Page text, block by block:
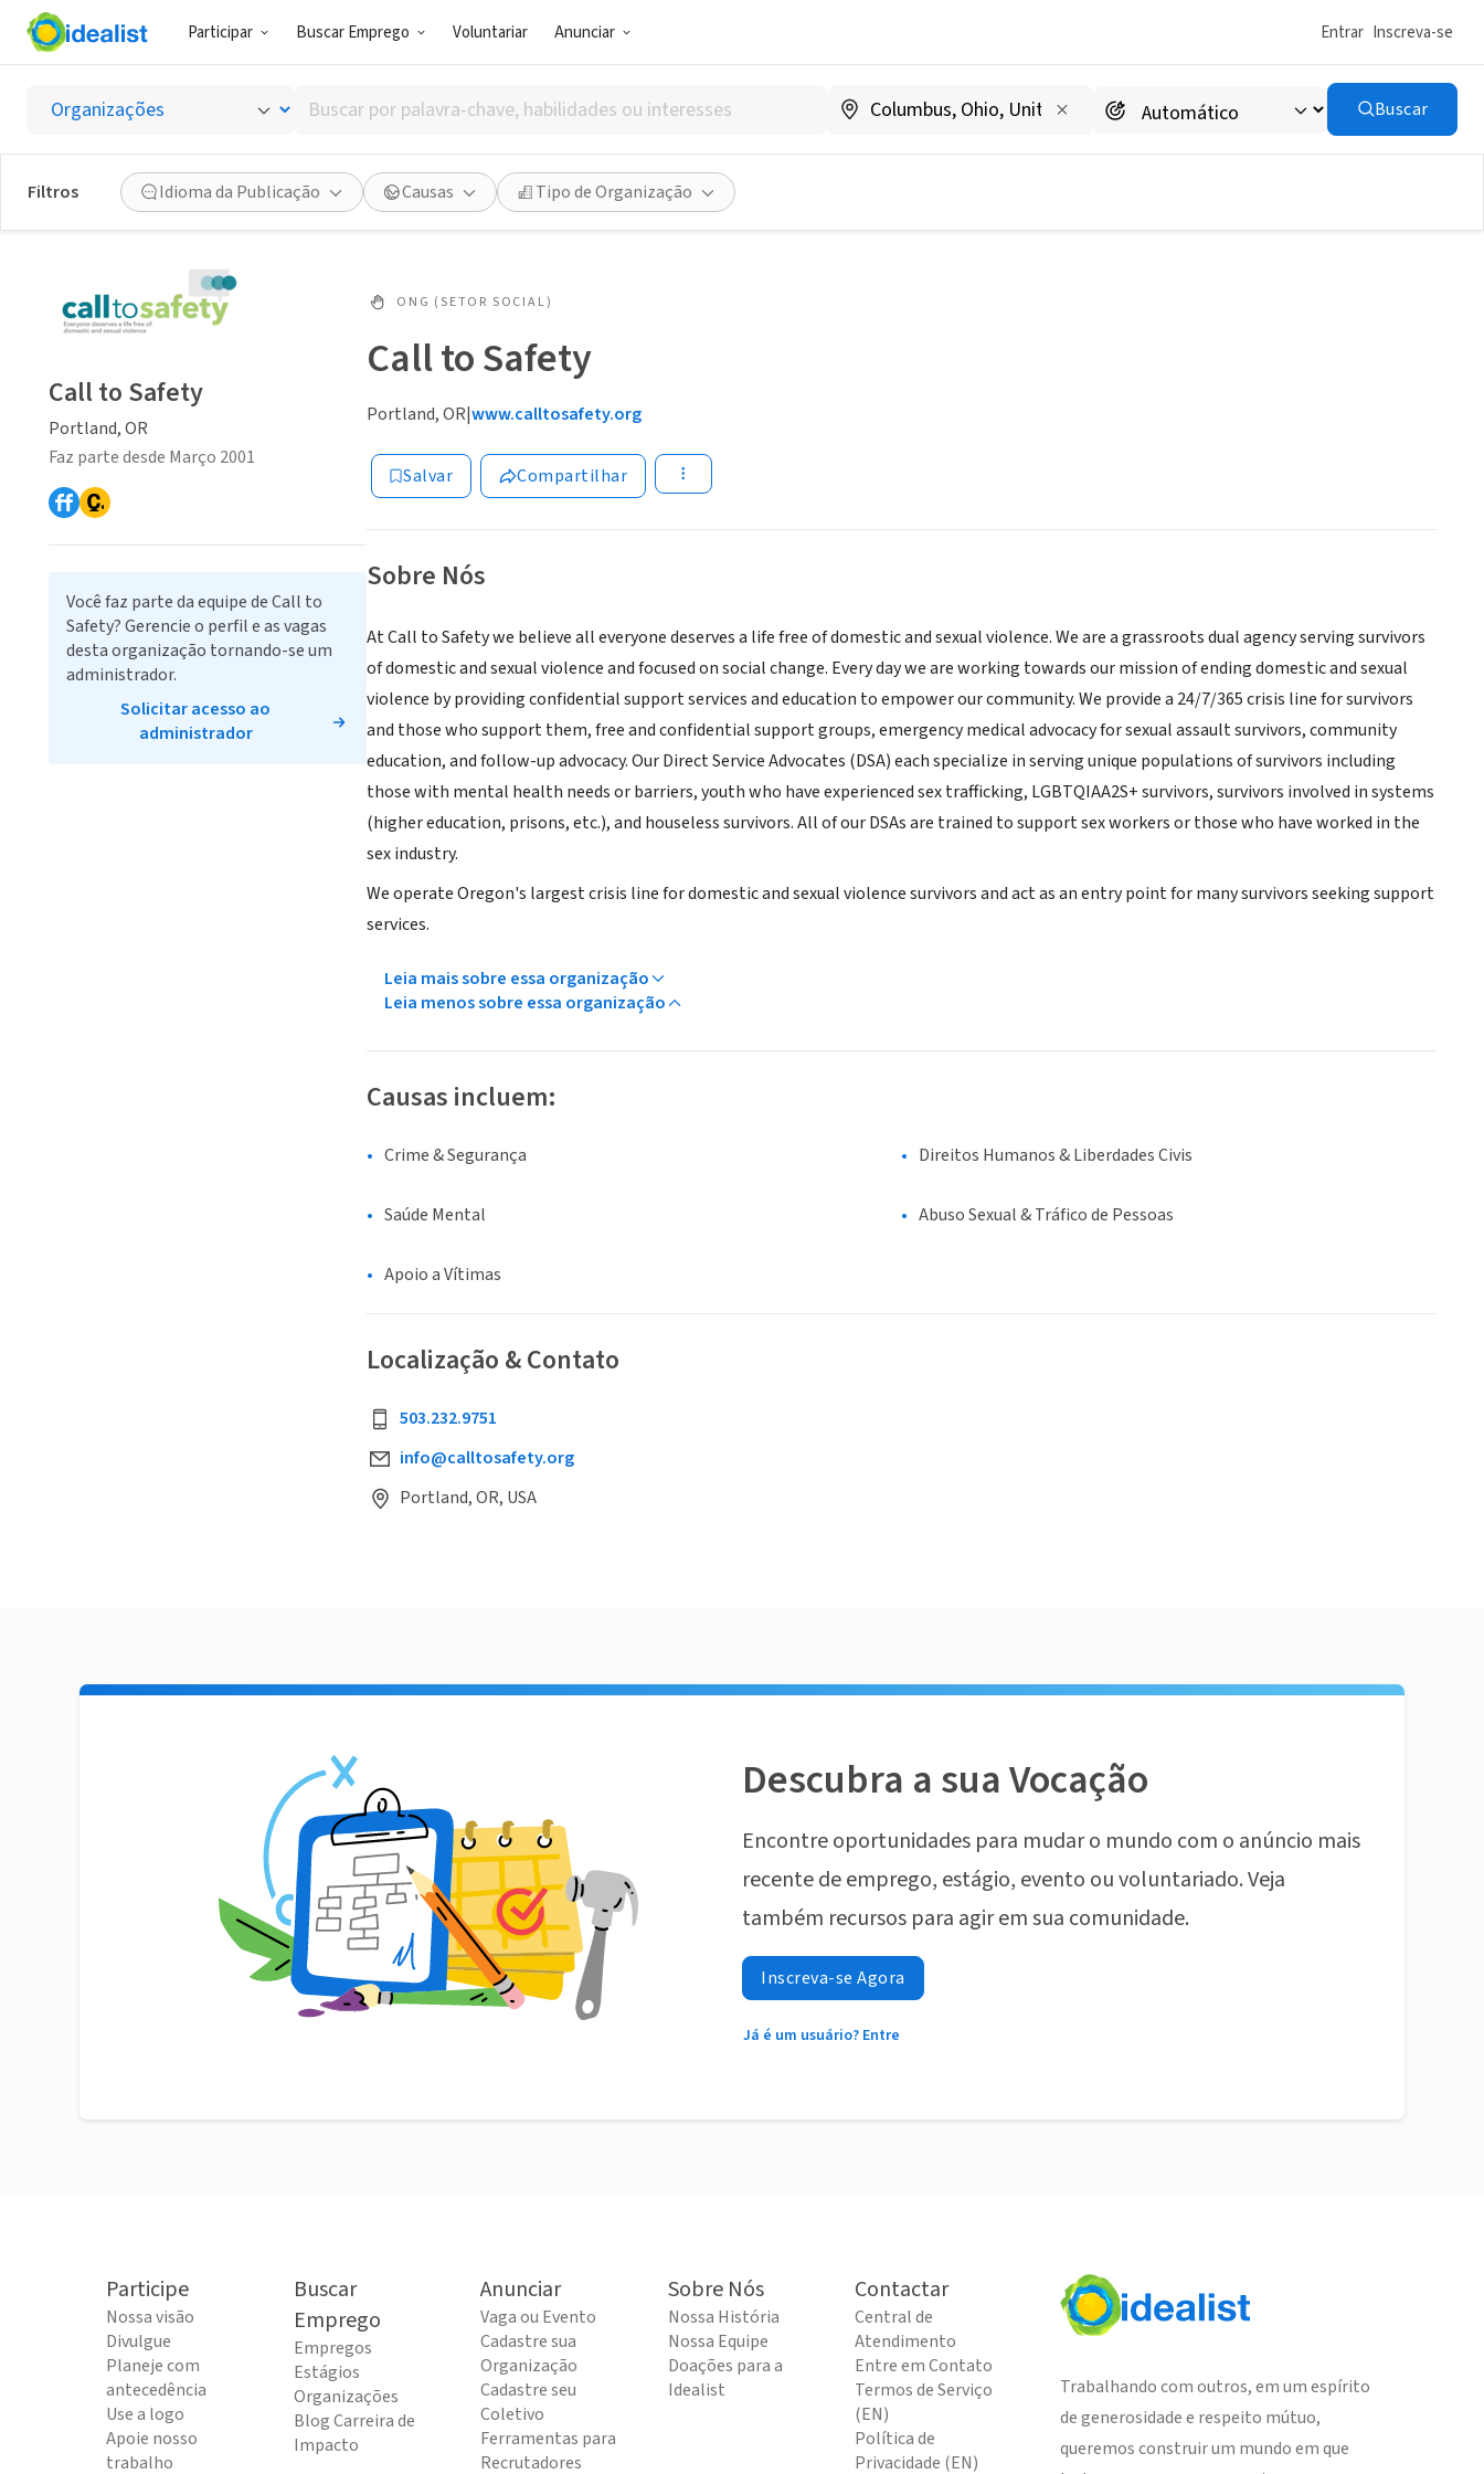
Participar Buscar Emprego Voluntariar Anunciar Entrar Inscreva-se
Buscar
por
palavra-
chave,
habilidades
ou
Buscar
Filtros Idioma da Publicação Causas Tipo de Organização
ONG (SETOR SOCIAL)
Call to Safety
Portland, OR|www.calltosafety.org
Salvar Compartilhar
Sobre Nós
At Call to Safety we believe all everyone deserves a life free of domestic and sexual violence. We are a grassroots dual agency serving survivors
of domestic and sexual violence and focused on social change. Every day we are working towards our mission of ending domestic and sexual
violence by providing confidential support services and education to empower our community. We provide a 24/7/365 crisis line for survivors
and those who support them, free and confidential support groups, emergency medical advocacy for sexual assault survivors, community
education, and follow-up advocacy. Our Direct Service Advocates (DSA) each specialize in serving unique populations of survivors including
those with mental health needs or barriers, youth who have experienced sex trafficking, LGBTQIAA2S+ survivors, survivors involved in systems
(higher education, prisons, etc.), and houseless survivors. All of our DSAs are trained to support sex workers or those who have worked in the
sex industry.
We operate Oregon's largest crisis line for domestic and sexual violence survivors and act as an entry point for many survivors seeking support
services.
Leia mais sobre essa organização
Leia menos sobre essa organização
Causas incluem:
Crime & Segurança Direitos Humanos & Liberdades Civis
Saúde Mental Abuso Sexual & Tráfico de Pessoas
Apoio a Vítimas
Localização & Contato
503.232.9751
info@calltosafety.org
Portland, OR, USA
Call to Safety
Portland, OR
Faz parte desde Março 2001
Você faz parte da equipe de Call to
Safety? Gerencie o perfil e as vagas
desta organização tornando-se um
administrador.
Solicitar acesso ao
administrador
Descubra a sua Vocação
Encontre oportunidades para mudar o mundo com o anúncio mais
recente de emprego, estágio, evento ou voluntariado. Veja
também recursos para agir em sua comunidade.
Inscreva-se Agora
Já é um usuário? Entre
Participe
Nossa visão
Divulgue
Planeje com
antecedência
Use a logo
Apoie nosso
trabalho
Buscar
Emprego
Empregos
Estágios
Organizações
Blog Carreira de
Impacto
Anunciar
Vaga ou Evento
Cadastre sua
Organização
Cadastre seu
Coletivo
Ferramentas para
Recrutadores
Sobre Nós
Nossa História
Nossa Equipe
Doações para a
Idealist
Contactar
Central de
Atendimento
Entre em Contato
Termos de Serviço
(EN)
Política de
Privacidade (EN)
Trabalhando com outros, em um espírito
de generosidade e respeito mútuo,
queremos construir um mundo em que